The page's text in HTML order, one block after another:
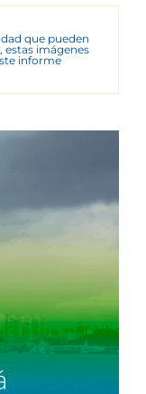
que pueden
estas imágenes
informe